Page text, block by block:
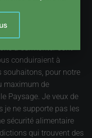
qu’il nous faut
moins de
qui situe bien
à surmonter sont
conduiraient à
souhaitons, pour notre
maximum de
Paysage. Je veux de
je ne supporte pas les
sécurité alimentaire
qui trouvent des